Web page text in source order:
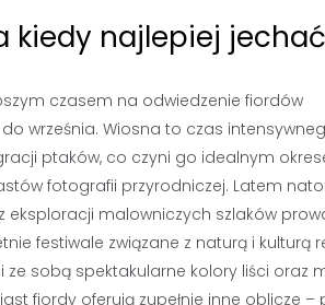
kiedy najlepiej
czasem na odwiedzenie fiordów
września. Wiosna to czas
ptaków, co czyni go idealnym
fotografii przyrodniczej. Latem
malowniczych szlaków
festiwale związane z naturą i
ze sobą spektakularne kolory liści
fiordy oferują zupełnie inne oblicze